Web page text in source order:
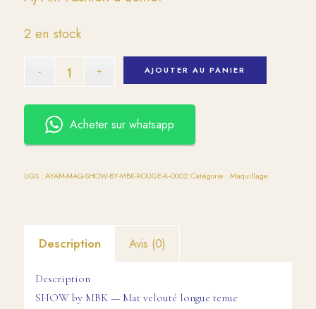
2 en stock
AJOUTER AU PANIER
Acheter sur whatsapp
UGS : AYAM-MAQ-SHOW-BY-MBK-ROUGE-A--0002 Catégorie : Maquillage
Description Avis (0)
Description
SHOW by MBK — Mat velouté longue tenue